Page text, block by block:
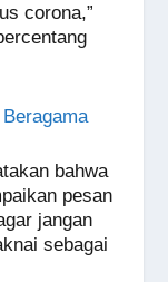
corona,”
bahwa
pesan
jangan
sebagai